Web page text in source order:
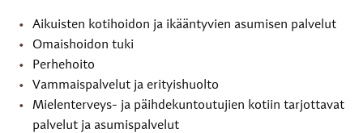
Aikuisten kotihoidon ja ikääntyvien asumisen palvelut
Omaishoidon tuki
Perhehoito
Vammaispalvelut ja erityishuolto
Mielenterveys- ja päihdekuntoutujien kotiin tarjottavat
palvelut ja asumispalvelut